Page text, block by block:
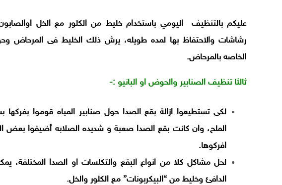
عليكم بالتنظيف اليومي باستخدام خليط من الكلور مع الخل
رشاشات والاحتفاظ بها لمده طويله، يرش ذلك الخليط فى المرحاض
الخاصه بالمرحاض.
ثالثا تنظيف الصنابير والحوض او البانيو :-
لكى تستطيعوا ازالة بقع الصدا حول صنابير المياه قوموا
الملح، وان كانت بقع الصدا صعبة و شديده الصلابه أضيفوا بعض
افركوها.
لحل مشاكل كلا من انواع البقع والتكلسات او الصدا المختلفة،
الدافئ وخليط من “البيكربونات” مع الكلور والخل.